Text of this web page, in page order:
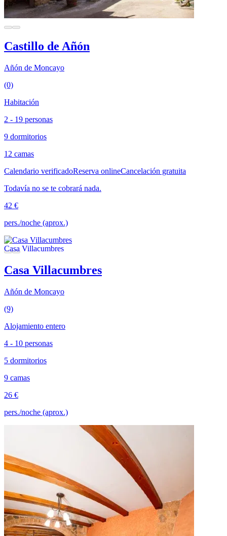
Castillo de Añón
Añón de Moncayo
(0)
Habitación
2 - 19 personas
9 dormitorios
12 camas
Calendario verificadoReserva onlineCancelación gratuita
Todavía no se te cobrará nada.
42 €
pers./noche (aprox.)
Casa Villacumbres
Añón de Moncayo
(9)
Alojamiento entero
4 - 10 personas
5 dormitorios
9 camas
26 €
pers./noche (aprox.)